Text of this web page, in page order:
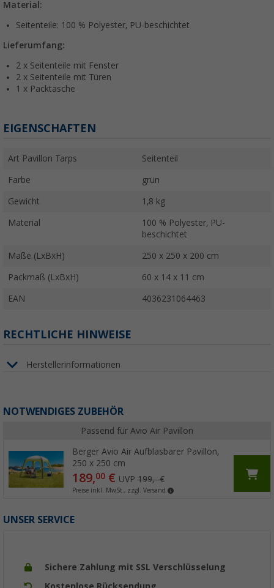
Material:
Seitenteile: 100 % Polyester, PU-beschichtet
Lieferumfang:
2 x Seitenteile mit Fenster
2 x Seitenteile mit Türen
1 x Packtasche
EIGENSCHAFTEN
Art Pavillon Tarps Seitenteil
Farbe grün
Gewicht 1,8 kg
Material
100 % Polyester, PU-
beschichtet
Maße (LxBxH) 250 x 250 x 200 cm
Packmaß (LxBxH) 60 x 14 x 11 cm
EAN 4036231064463
RECHTLICHE HINWEISE
Herstellerinformationen
NOTWENDIGES ZUBEHÖR
Passend für Avio Air Pavillon
Berger Avio Air Aufblasbarer Pavillon,
250 x 250 cm
189,00€ UVP199,- €
Preise inkl. MwSt., zzgl. Versand
UNSER SERVICE
Sichere Zahlung mit SSL Verschlüsselung